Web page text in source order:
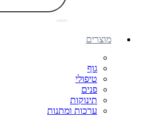
מוצרים
גוף
טיפולי
פנים
תינוקות
ערכות ומתנות